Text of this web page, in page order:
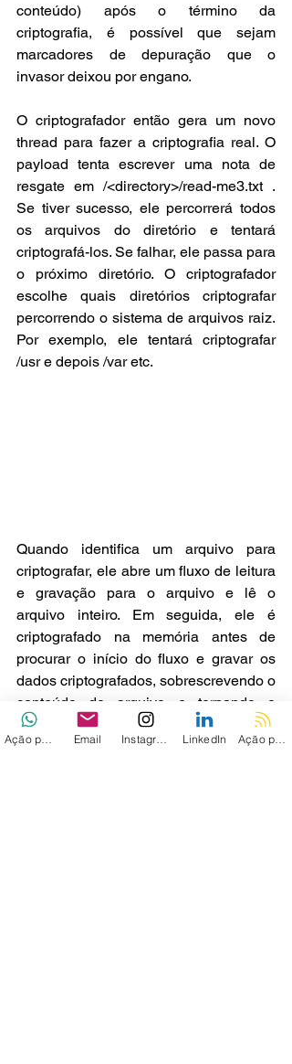
conteúdo) após o término da
criptografia, é possível que sejam
marcadores de depuração que o
invasor deixou por engano.
O criptografador então gera um novo
thread para fazer a criptografia real. O
payload tenta escrever uma nota de
resgate em /<directory>/read-me3.txt .
Se tiver sucesso, ele percorrerá todos
os arquivos do diretório e tentará
criptografá-los. Se falhar, ele passa para
o próximo diretório. O criptografador
escolhe quais diretórios criptografar
percorrendo o sistema de arquivos raiz.
Por exemplo, ele tentará criptografar
/usr e depois /var etc.
Quando identifica um arquivo para
criptografar, ele abre um fluxo de leitura
e gravação para o arquivo e lê o
arquivo inteiro. Em seguida, ele é
criptografado na memória antes de
procurar o início do fluxo e gravar os
dados criptografados, sobrescrevendo o
conteúdo do arquivo e tornando o
arquivo totalmente criptografado. Em
seguida, ele renomeia o arquivo para
Email LinkedIn